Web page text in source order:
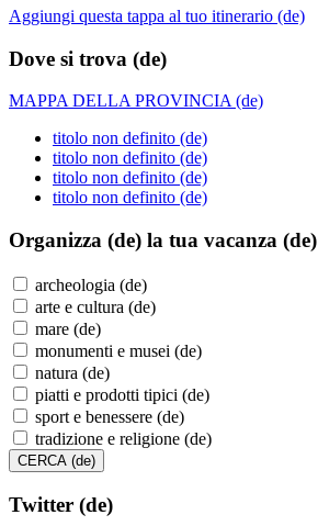
Aggiungi questa tappa al tuo itinerario (de)
Dove si trova (de)
MAPPA DELLA PROVINCIA (de)
titolo non definito (de)
titolo non definito (de)
titolo non definito (de)
titolo non definito (de)
Organizza (de) la tua vacanza (de)
archeologia (de)
arte e cultura (de)
mare (de)
monumenti e musei (de)
natura (de)
piatti e prodotti tipici (de)
sport e benessere (de)
tradizione e religione (de)
Twitter (de)